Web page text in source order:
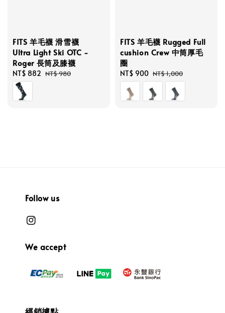
FITS 羊毛襪 滑雪襪
Ultra Light Ski OTC -
Roger 長筒及膝襪
Sale
price
NT$ 882 Regular
NT$ 980
FITS 羊毛襪 Rugged Full
cushion Crew 中筒厚毛
圈
Sale
price
NT$ 900 Regular
price
NT$ 1,000
Follow us
We accept